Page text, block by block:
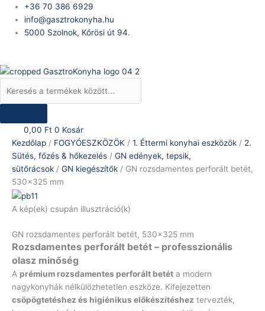
content
+36 70 386 6929
info@gasztrokonyha.hu
5000 Szolnok, Kőrösi út 94.
Products
search
0,00 Ft 0 Kosár
Kezdőlap / FOGYÓESZKÖZÖK / 1. Éttermi konyhai eszközök / 2.
Sütés, főzés & hőkezelés / GN edények, tepsik,
sütőrácsok / GN kiegészítők / GN rozsdamentes perforált betét,
530×325 mm
A kép(ek) csupán illusztráció(k)
GN rozsdamentes perforált betét, 530×325 mm
Rozsdamentes perforált betét – professzionális
olasz minőség
A prémium rozsdamentes perforált betét a modern
nagykonyhák nélkülözhetetlen eszköze. Kifejezetten
csöpögtetéshez és higiénikus előkészítéshez tervezték,
GN
rozsdamentes
perforált
mm